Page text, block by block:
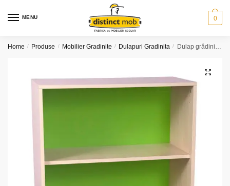
MENU 0
Home / Produse / Mobilier Gradinite / Dulapuri Gradinita / Dulap grădiniță 1 coloană polițe (model K5)
🔍